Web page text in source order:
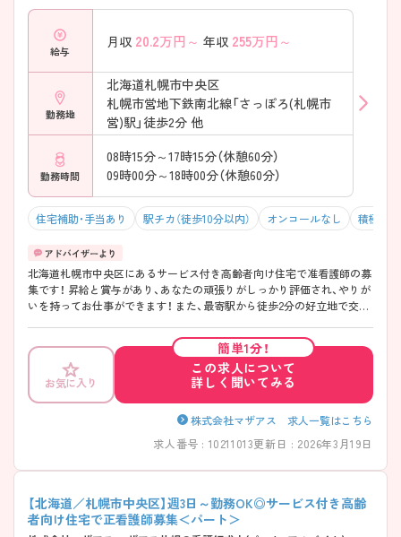
給与
月収 20.2万円～ 年収 255万円～
勤務地
北海道札幌市中央区
札幌市営地下鉄南北線「さっぽろ(札幌市
営)駅」徒歩2分 他
勤務時間
08時15分～17時15分（休憩60分）
09時00分～18時00分（休憩60分）
住宅補助・手当あり 駅チカ（徒歩10分以内） オンコールなし 積極採
北海道札幌市中央区にあるサービス付き高齢者向け住宅で准看護師の募
集です！ 昇給と賞与があり、あなたの頑張りがしっかり評価され、やりが
いを持ってお仕事ができます！ また、最寄駅から徒歩2分の好立地で交通
接ポイントをお伝えしますので、お気軽にご連絡ください。
お気に入り
簡単1分！
この求人について
詳しく聞いてみる
株式会社マザアス 求人一覧はこちら
求人番号 : 10211013更新日 : 2026年3月19日
【北海道／札幌市中央区】週3日～勤務OK◎サービス付き高齢
者向け住宅で正看護師募集＜パート＞